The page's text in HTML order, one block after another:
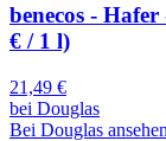
benecos -
€ / 1 l)
21,49 €
bei Douglas
Bei Douglas ansehen